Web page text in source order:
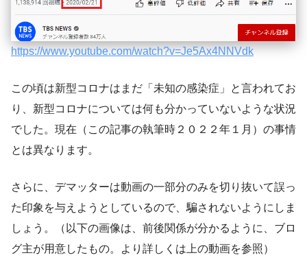
https://www.youtube.com/watch?v=Je5Ax4NNVdk
この頃は新型コロナはまだ「未知の感染症」と言われてお
り、新型コロナについては何も分かっていないような状況
でした。現在（この記事の執筆時２０２２年１月）の事情
とは異なります。
さらに、デマッターは動画の一部分のみを切り抜いて誤っ
た印象を与えようとしているので、騙されないようにしま
しょう。（以下の画像は、前後関係が分かるように、ブロ
グ主が用意したもの。より詳しくは上の動画を参照）